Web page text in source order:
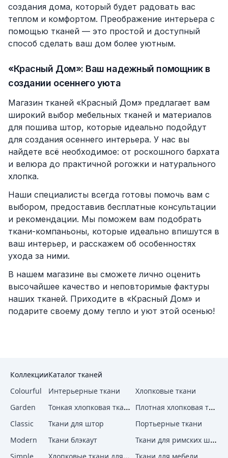
создания дома, который будет радовать вас
теплом и комфортом. Преображение интерьера с
помощью тканей — это простой и доступный
способ сделать ваш дом более уютным.
«Красный Дом»: Ваш надежный помощник в
создании осеннего уюта
Магазин тканей «Красный Дом» предлагает вам
широкий выбор мебельных тканей и материалов
для пошива штор, которые идеально подойдут
для создания осеннего интерьера. У нас вы
найдете всё необходимое: от роскошного бархата
и велюра до практичной рогожки и натурального
хлопка.
Наши специалисты всегда готовы помочь вам с
выбором, предоставив бесплатные консультации
и рекомендации. Мы поможем вам подобрать
ткани-компаньоны, которые идеально впишутся в
ваш интерьер, и расскажем об особенностях
ухода за ними.
В нашем магазине вы сможете лично оценить
высочайшее качество и неповторимые фактуры
наших тканей. Приходите в «Красный Дом» и
подарите своему дому тепло и уют этой осенью!
Коллекции
Colourful
Garden
Classic
Modern
Каталог тканей
Интерьерные ткани
Хлопковые ткани
Тонкая хлопковая ткань Плотная хлопковая ткань
Ткани для штор
Портьерные ткани
Ткани блэкаут
Ткани для римских штор